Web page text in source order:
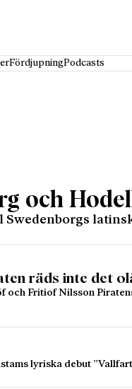
FördjupningPodcasts
och
Swedenborgs
räds inte det
och Fritiof Nilsson
lyriska debut